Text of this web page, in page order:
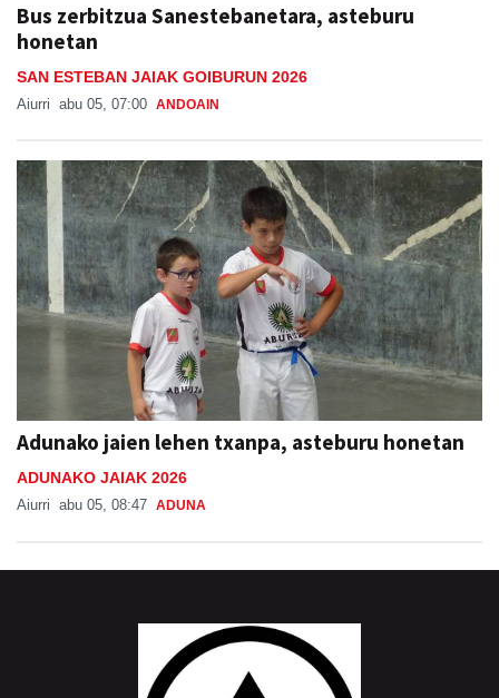
Bus zerbitzua Sanestebanetara, asteburu
honetan
SAN ESTEBAN JAIAK GOIBURUN 2026
Aiurri abu 05, 07:00 ANDOAIN
Adunako jaien lehen txanpa, asteburu honetan
ADUNAKO JAIAK 2026
Aiurri abu 05, 08:47 ADUNA